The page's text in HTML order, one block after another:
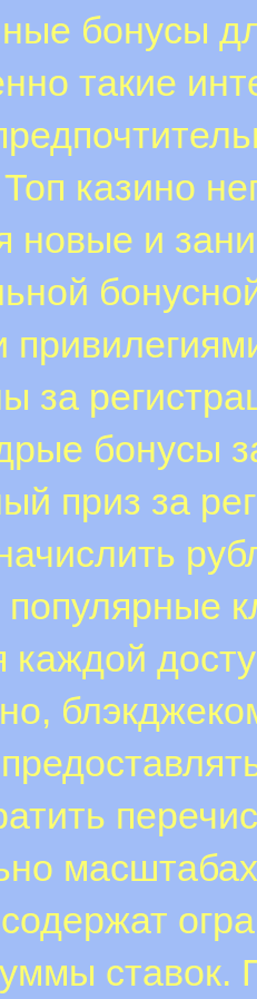
бонусы
такие
казино
новые и
за
бонусы
приз за
популярные
каждой
ставок.